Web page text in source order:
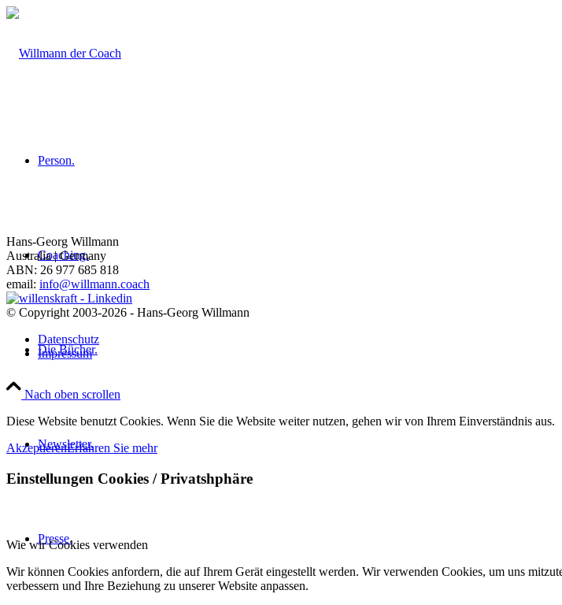
Person.
Coaching.
Die Bücher.
Newsletter.
Presse.
Hans-Georg Willmann
Australia | Germany
ABN: 26 977 685 818
email: info@willmann.coach
© Copyright 2003-2026 - Hans-Georg Willmann
Datenschutz
Impressum
Nach oben scrollen
Diese Website benutzt Cookies. Wenn Sie die Website weiter nutzen, gehen wir von Ihrem Einverständnis aus.
AkzeptierenErfahren Sie mehr
Einstellungen Cookies / Privatshphäre
Wie wir Cookies verwenden
Wir können Cookies anfordern, die auf Ihrem Gerät eingestellt werden. Wir verwenden Cookies, um uns
verbessern und Ihre Beziehung zu unserer Website anpassen.